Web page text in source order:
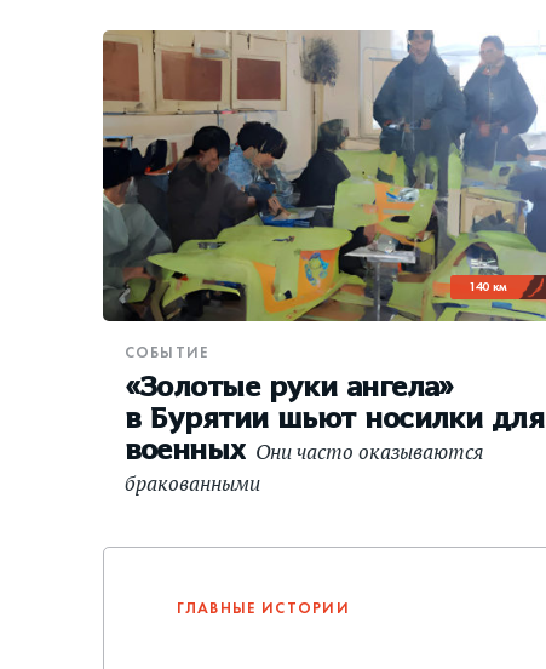
140 км
СОБЫТИЕ
«Золотые руки ангела»
в Бурятии шьют носилки для
военных Они часто оказываются
бракованными
ГЛАВНЫЕ ИСТОРИИ